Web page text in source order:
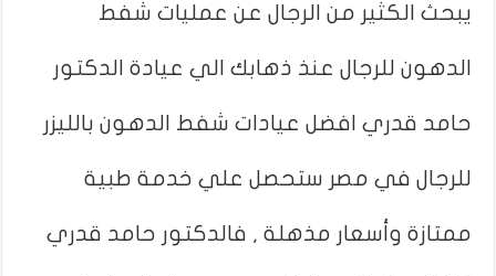
يبحث الكثير من الرجال عن عمليات شفط
الدهون للرجال عنذ ذهابك الي عيادة الدكتور
حامد قدري افضل عيادات شفط الدهون بالليزر
للرجال في مصر ستحصل علي خدمة طبية
ممتازة وأسعار مذهلة , فالدكتور حامد قدري